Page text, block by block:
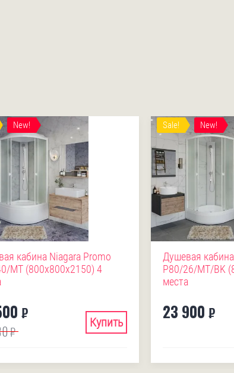
New!
кабина Niagara Promo
MT (800х800х2150) 4
₽
₽
Купить
Sale! New!
Душевая
P80/26/MT/BK
места
23 900 ₽